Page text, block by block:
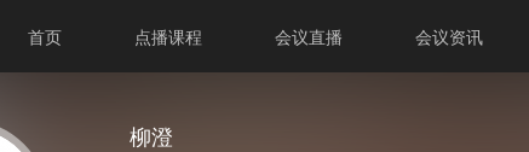
首页 点播课程 会议直播 会议资讯
柳澄